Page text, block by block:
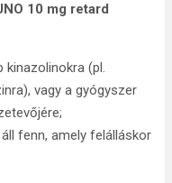
10 mg retard
kinazolinokra (pl.
vagy a gyógyszer
fenn, amely felálláskor